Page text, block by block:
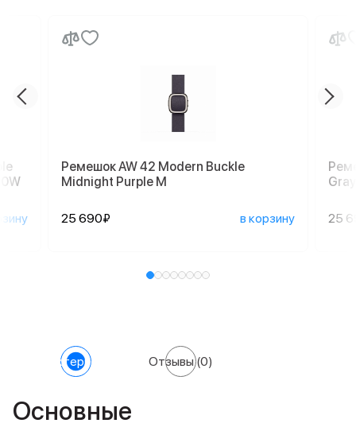
Ремешок AW 42 Modern Buckle
Midnight Purple M
25 690₽ в корзину 25
Характеристики Отзывы(0)
Основные